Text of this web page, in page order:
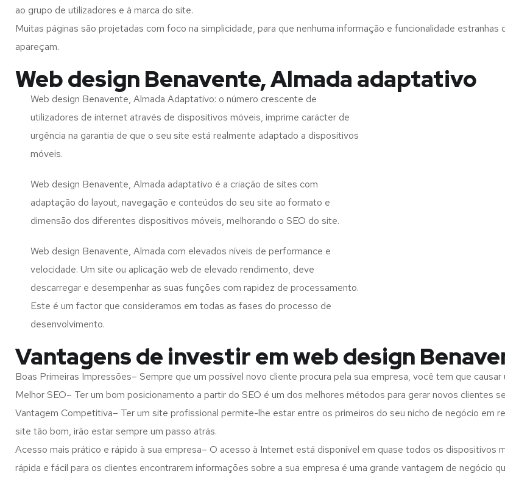
ao grupo de utilizadores e à marca do site.
Muitas páginas são projetadas com foco na simplicidade, para que nenhuma informação e funcionalidade
apareçam.
Web design Benavente, Almada adaptativo
Web design Benavente, Almada Adaptativo: o número crescente de
utilizadores de internet através de dispositivos móveis, imprime carácter de
urgência na garantia de que o seu site está realmente adaptado a dispositivos
móveis.
Web design Benavente, Almada adaptativo é a criação de sites com
adaptação do layout, navegação e conteúdos do seu site ao formato e
dimensão dos diferentes dispositivos móveis, melhorando o SEO do site.
Web design Benavente, Almada com elevados níveis de performance e
velocidade. Um site ou aplicação web de elevado rendimento, deve
descarregar e desempenhar as suas funções com rapidez de processamento.
Este é um factor que consideramos em todas as fases do processo de
desenvolvimento.
Vantagens de investir em web design
Boas Primeiras Impressões– Sempre que um possível novo cliente procura pela sua empresa, você tem que causar
Melhor SEO– Ter um bom posicionamento a partir do SEO é um dos melhores métodos para gerar novos clientes
Vantagem Competitiva– Ter um site profissional permite-lhe estar entre os primeiros do seu nicho de negócio em
site tão bom, irão estar sempre um passo atrás.
Acesso mais prático e rápido à sua empresa– O acesso à Internet está disponível em quase todos os dispositivos
rápida e fácil para os clientes encontrarem informações sobre a sua empresa é uma grande vantagem de negócio